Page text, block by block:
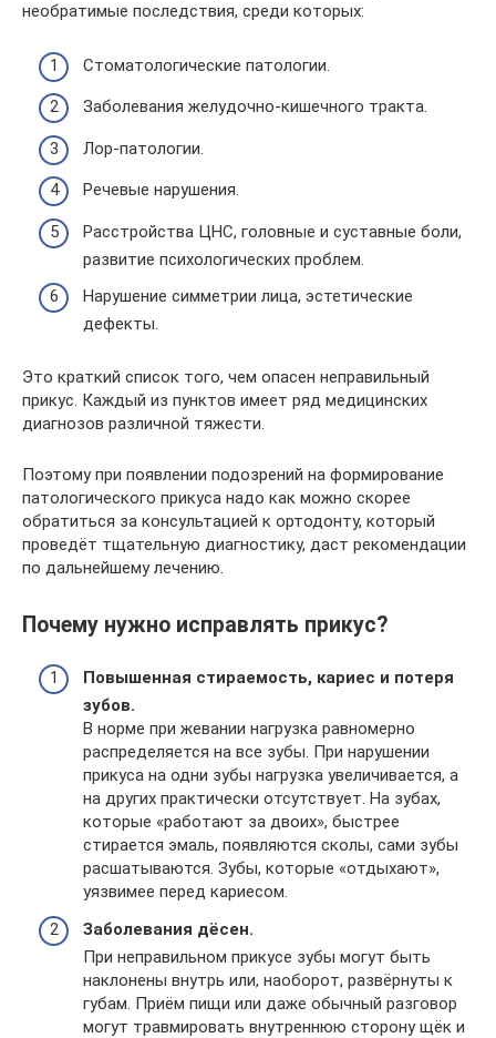
необратимые последствия, среди которых:
Стоматологические патологии.
Заболевания желудочно-кишечного тракта.
Лор-патологии.
Речевые нарушения.
Расстройства ЦНС, головные и суставные боли,
развитие психологических проблем.
Нарушение симметрии лица, эстетические
дефекты.
Это краткий список того, чем опасен неправильный
прикус. Каждый из пунктов имеет ряд медицинских
диагнозов различной тяжести.
Поэтому при появлении подозрений на формирование
патологического прикуса надо как можно скорее
обратиться за консультацией к ортодонту, который
проведёт тщательную диагностику, даст рекомендации
по дальнейшему лечению.
Почему нужно исправлять прикус?
Повышенная стираемость, кариес и потеря
зубов.
В норме при жевании нагрузка равномерно
распределяется на все зубы. При нарушении
прикуса на одни зубы нагрузка увеличивается, а
на других практически отсутствует. На зубах,
которые «работают за двоих», быстрее
стирается эмаль, появляются сколы, сами зубы
расшатываются. Зубы, которые «отдыхают»,
уязвимее перед кариесом.
Заболевания дёсен.
При неправильном прикусе зубы могут быть
наклонены внутрь или, наоборот, развёрнуты к
губам. Приём пищи или даже обычный разговор
могут травмировать внутреннюю сторону щёк и